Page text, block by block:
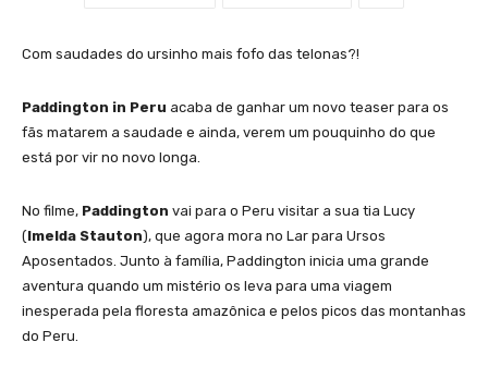
Com saudades do ursinho mais fofo das telonas?!
Paddington in Peru acaba de ganhar um novo teaser para os
fãs matarem a saudade e ainda, verem um pouquinho do que
está por vir no novo longa.
No filme, Paddington vai para o Peru visitar a sua tia Lucy
(Imelda Stauton), que agora mora no Lar para Ursos
Aposentados. Junto à família, Paddington inicia uma grande
aventura quando um mistério os leva para uma viagem
inesperada pela floresta amazônica e pelos picos das montanhas
do Peru.